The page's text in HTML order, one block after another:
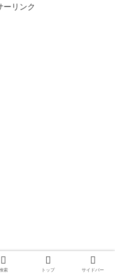
ーリンク
索 トップ サイドバー